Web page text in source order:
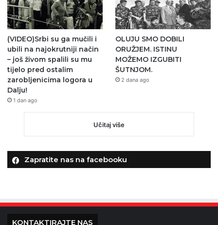
(VIDEO)Srbi su ga mučili i
ubili na najokrutniji način
– još živom spalili su mu
tijelo pred ostalim
zarobljenicima logora u
Dalju!
1 dan ago
OLUJU SMO DOBILI
ORUŽJEM. ISTINU
MOŽEMO IZGUBITI
ŠUTNJOM.
2 dana ago
Učitaj više
Zapratite nas na facebooku
KONTAKTIRAJTE NAS